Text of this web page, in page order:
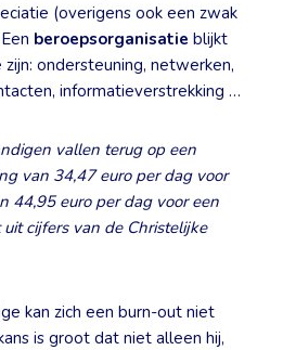
(overigens ook een zwak
beroepsorganisatie blijkt
ondersteuning, netwerken,
informatieverstrekking …
vallen terug op een
van 34,47 euro per dag voor
44,95 euro per dag voor een
cijfers van de Christelijke
kan zich een burn-out niet
is groot dat niet alleen hij,